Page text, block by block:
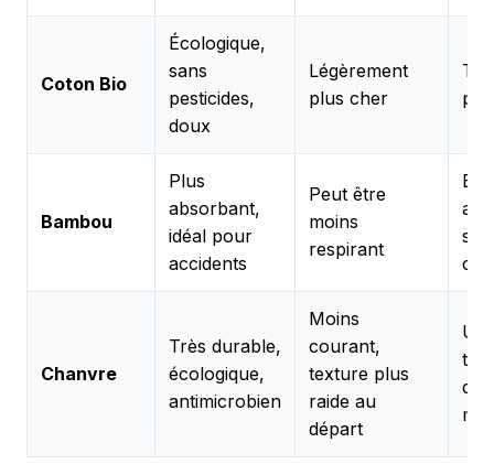
Coton Bio
Écologique,
sans
pesticides,
doux
Légèrement
plus cher
Bambou
Plus
absorbant,
idéal pour
accidents
Peut être
moins
respirant
Chanvre
Très durable,
écologique,
antimicrobien
Moins
courant,
texture plus
raide au
départ